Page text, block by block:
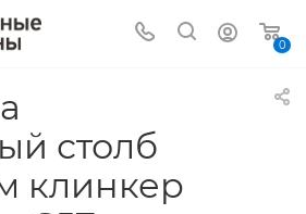
0
столб
клинкер